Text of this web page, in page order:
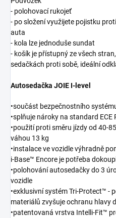
- polohovací rukojeť
- po složení využijete pojistku
auta
- kola lze jednoduše sundat
- košík je přístupný ze všech
sedačkách proti sobě, ideální
Autosedačka JOIE I-level
•součást bezpečnostního
•splňuje nároky na standard ECE
•použití proti směru jízdy od 40-
váhou 13 kg
•instalace ve vozidle výhradně
i-Base™ Encore je potřeba
•polohování autosedačky do 3
vozidle
•exklusivní systém Tri-Protect™ -
materiálů zvyšuje ochranu hlavy
•patentovaná vrstva Intelli-Fit™